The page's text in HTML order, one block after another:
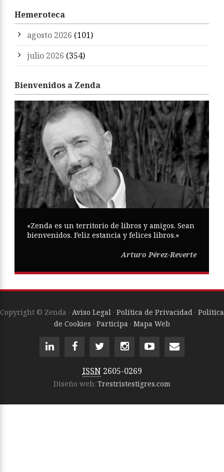
Hemeroteca
agosto 2026 (101)
julio 2026 (354)
Bienvenidos a Zenda
«Zenda es un territorio de libros y amigos. Sean
bienvenidos. Feliz estancia y felices libros.»
Arturo Pérez-Reverte
Copyright © Zenda · Aviso Legal · Política de Privacidad · Política
de Cookies · Participa · Mapa Web
ISSN 2605-0269
Diseño web: Trestristestigres.com